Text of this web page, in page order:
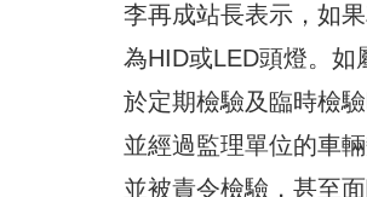
李再成站長表示，如
為HID或LED頭燈。如
於定期檢驗及臨時檢
並經過監理單位的車
並被責令檢驗，甚至